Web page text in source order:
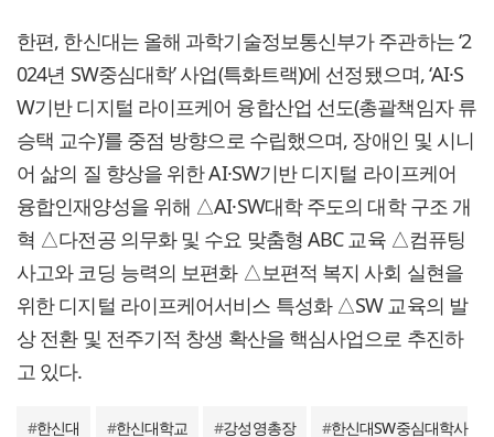
한편, 한신대는 올해 과학기술정보통신부가 주관하는 ‘2
024년 SW중심대학’ 사업(특화트랙)에 선정됐으며, ‘AI·S
W기반 디지털 라이프케어 융합산업 선도(총괄책임자 류
승택 교수)’를 중점 방향으로 수립했으며, 장애인 및 시니
어 삶의 질 향상을 위한 AI·SW기반 디지털 라이프케어
융합인재양성을 위해 △AI·SW대학 주도의 대학 구조 개
혁 △다전공 의무화 및 수요 맞춤형 ABC 교육 △컴퓨팅
사고와 코딩 능력의 보편화 △보편적 복지 사회 실현을
위한 디지털 라이프케어서비스 특성화 △SW 교육의 발
상 전환 및 전주기적 창생 확산을 핵심사업으로 추진하
고 있다.
#한신대 #한신대학교 #강성영총장 #한신대SW중심대학사